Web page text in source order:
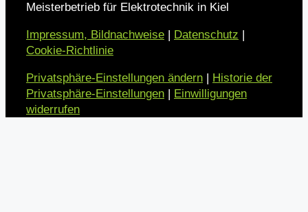
Meisterbetrieb für Elektrotechnik in Kiel
Impressum, Bildnachweise Datenschutz
Cookie-Richtlinie
Privatsphäre-Einstellungen ändern
Historie der
Privatsphäre-Einstellungen
Einwilligungen
widerrufen